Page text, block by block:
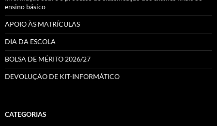
ensino básico
APOIO ÀS MATRÍCULAS
DIA DA ESCOLA
BOLSA DE MÉRITO 2026/27
DEVOLUÇÃO DE KIT-INFORMÁTICO
CATEGORIAS